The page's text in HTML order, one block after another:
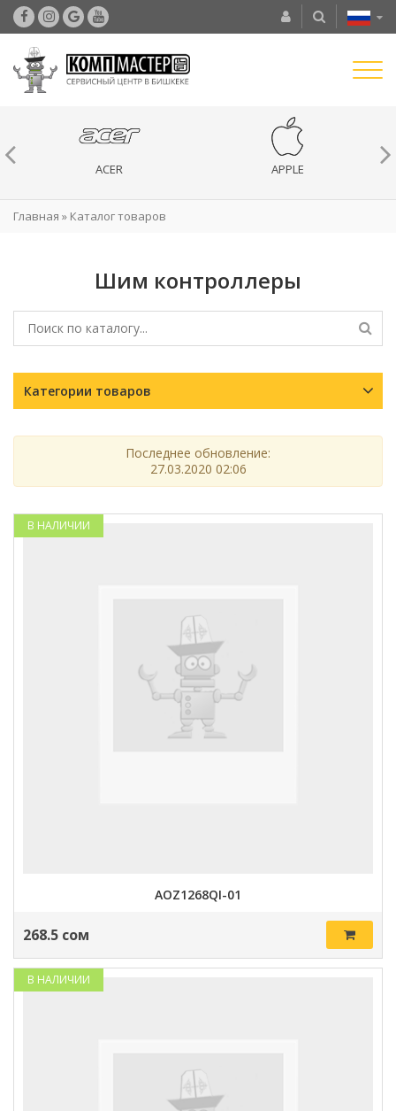
ACER APPLE
Главная » Каталог товаров
Шим контроллеры
Категории товаров
Последнее обновление:
27.03.2020 02:06
В НАЛИЧИИ
AOZ1268QI-01
268.5 сом
В НАЛИЧИИ